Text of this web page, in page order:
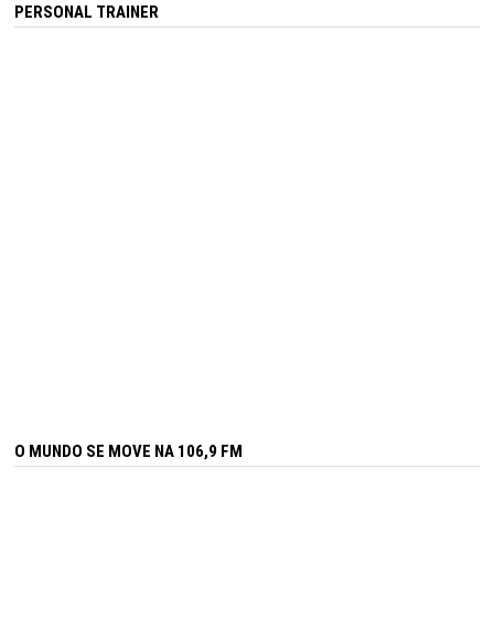
PERSONAL TRAINER
O MUNDO SE MOVE NA 106,9 FM